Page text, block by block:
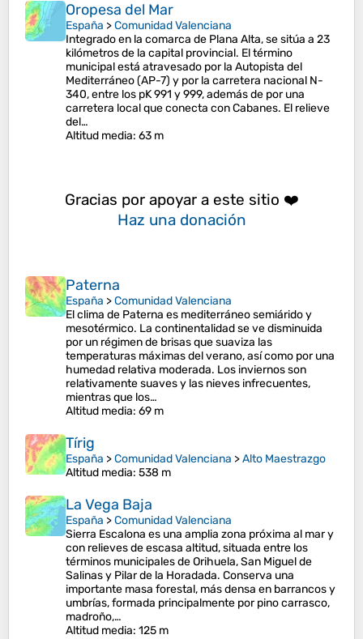
Oropesa del Mar
España >Comunidad Valenciana
Integrado en la comarca de Plana Alta, se sitúa a 23
kilómetros de la capital provincial. El término
municipal está atravesado por la Autopista del
Mediterráneo (AP-7) y por la carretera nacional N-
340, entre los pK 991 y 999, además de por una
carretera local que conecta con Cabanes. El relieve
del…
Altitud media: 63 m
Gracias por apoyar a este sitio ❤️
Haz una donación
Paterna
España >Comunidad Valenciana
El clima de Paterna es mediterráneo semiárido y
mesotérmico.​ La continentalidad se ve disminuida
por un régimen de brisas que suaviza las
temperaturas máximas del verano, así como por una
humedad relativa moderada.​ Los inviernos son
relativamente suaves y las nieves infrecuentes,
mientras que los…
Altitud media: 69 m
Tírig
España >Comunidad Valenciana >Alto Maestrazgo
Altitud media: 538 m
La Vega Baja
España >Comunidad Valenciana
Sierra Escalona es una amplia zona próxima al mar y
con relieves de escasa altitud, situada entre los
términos municipales de Orihuela, San Miguel de
Salinas y Pilar de la Horadada. Conserva una
importante masa forestal, más densa en barrancos y
umbrías, formada principalmente por pino carrasco,
madroño,…
Altitud media: 125 m